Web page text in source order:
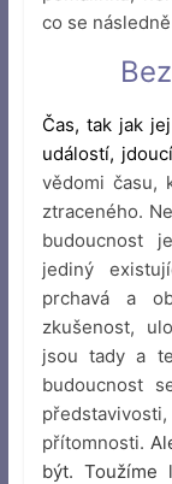
co se
Čas, tak jak
událostí,
vědomi času,
ztraceného.
budoucnost
jediný
prchavá a
zkušenost,
jsou tady a
budoucnost
přítomnosti.
být.